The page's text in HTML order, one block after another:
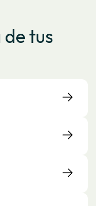
de tus